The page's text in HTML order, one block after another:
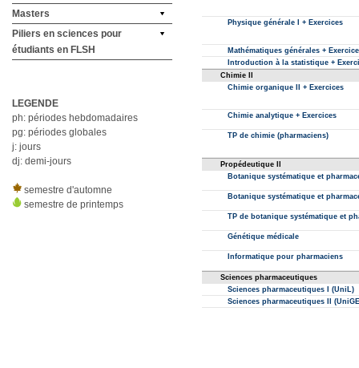
Masters
Piliers en sciences pour
étudiants en FLSH
LEGENDE
ph: périodes hebdomadaires
pg: périodes globales
j: jours
dj: demi-jours
semestre d'automne
semestre de printemps